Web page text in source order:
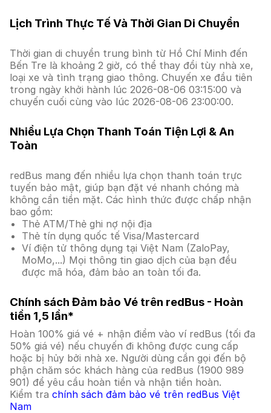
Lịch Trình Thực Tế Và Thời Gian Di Chuyển
Thời gian di chuyển trung bình từ Hồ Chí Minh đến
Bến Tre là khoảng 2 giờ, có thể thay đổi tùy nhà xe,
loại xe và tình trạng giao thông. Chuyến xe đầu tiên
trong ngày khởi hành lúc 2026-08-06 03:15:00 và
chuyến cuối cùng vào lúc 2026-08-06 23:00:00.
Nhiều Lựa Chọn Thanh Toán Tiện Lợi & An
Toàn
redBus mang đến nhiều lựa chọn thanh toán trực
tuyến bảo mật, giúp bạn đặt vé nhanh chóng mà
không cần tiền mặt. Các hình thức được chấp nhận
bao gồm:
Thẻ ATM/Thẻ ghi nợ nội địa
Thẻ tín dụng quốc tế Visa/Mastercard
Ví điện tử thông dụng tại Việt Nam (ZaloPay,
MoMo,...) Mọi thông tin giao dịch của bạn đều
được mã hóa, đảm bảo an toàn tối đa.
Chính sách Đảm bảo Vé trên redBus - Hoàn
tiền 1,5 lần*
Hoàn 100% giá vé + nhận điểm vào ví redBus (tối đa
50% giá vé) nếu chuyến đi không được cung cấp
hoặc bị hủy bởi nhà xe. Người dùng cần gọi đến bộ
phận chăm sóc khách hàng của redBus (1900 989
901) để yêu cầu hoàn tiền và nhận tiền hoàn.
Kiểm tra chính sách đảm bảo vé trên redBus Việt
Nam